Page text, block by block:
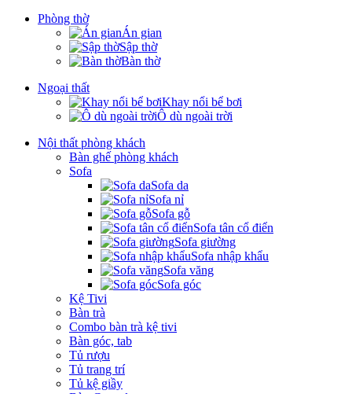
Phòng thờ
Án gian
Sập thờ
Bàn thờ
Ngoại thất
Khay nổi bể bơi
Ô dù ngoài trời
Nội thất phòng khách
Bàn ghế phòng khách
Sofa
Sofa da
Sofa nỉ
Sofa gỗ
Sofa tân cổ điển
Sofa giường
Sofa nhập khẩu
Sofa văng
Sofa góc
Kệ Tivi
Bàn trà
Combo bàn trà kệ tivi
Bàn góc, tab
Tủ rượu
Tủ trang trí
Tủ kệ giầy